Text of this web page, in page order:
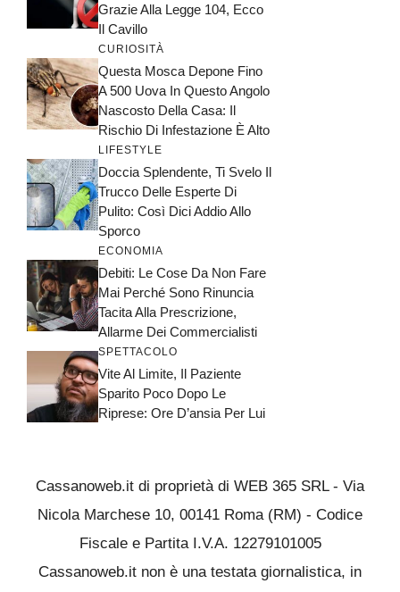
Grazie Alla Legge 104, Ecco
Il Cavillo
CURIOSITÀ
Questa Mosca Depone Fino
A 500 Uova In Questo Angolo
Nascosto Della Casa: Il
Rischio Di Infestazione È Alto
LIFESTYLE
Doccia Splendente, Ti Svelo Il
Trucco Delle Esperte Di
Pulito: Così Dici Addio Allo
Sporco
ECONOMIA
Debiti: Le Cose Da Non Fare
Mai Perché Sono Rinuncia
Tacita Alla Prescrizione,
Allarme Dei Commercialisti
SPETTACOLO
Vite Al Limite, Il Paziente
Sparito Poco Dopo Le
Riprese: Ore D’ansia Per Lui
Cassanoweb.it di proprietà di WEB 365 SRL - Via
Nicola Marchese 10, 00141 Roma (RM) - Codice
Fiscale e Partita I.V.A. 12279101005
Cassanoweb.it non è una testata giornalistica, in